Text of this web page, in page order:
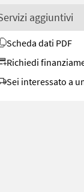
aggiuntivi
Scheda dati PDF
Richiedi
Sei interessato a